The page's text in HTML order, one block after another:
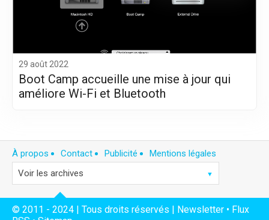
29 août 2022
Boot Camp accueille une mise à jour qui
améliore Wi-Fi et Bluetooth
À propos Contact Publicité Mentions légales
© 2011 - 2024 | Tous droits réservés | Newsletter • Flux